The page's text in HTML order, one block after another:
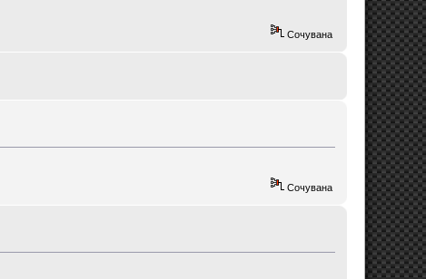
Сочувана
Сочувана